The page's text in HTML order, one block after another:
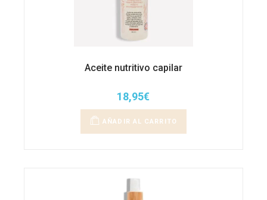
Aceite nutritivo capilar
18,95€
AÑADIR AL CARRITO